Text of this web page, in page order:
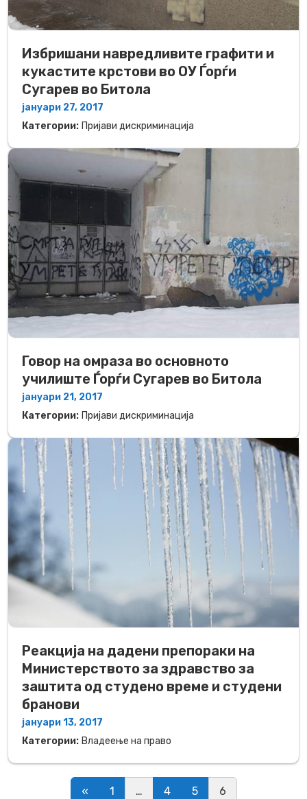
Избришани навредливите графити и
кукастите крстови во ОУ Ѓорѓи
Сугарев во Битола
јануари 27, 2017
Категории: Пријави дискриминација
Говор на омраза во основното
училиште Ѓорѓи Сугарев во Битола
јануари 21, 2017
Категории: Пријави дискриминација
Реакција на дадени препораки на
Министерството за здравство за
заштита од студено време и студени
бранови
јануари 13, 2017
Категории: Владеење на право
Posts navigation
« 1 … 4 5 6